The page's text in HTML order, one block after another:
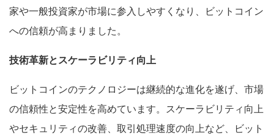
家や一般投資家が市場に参入しやすくなり、ビットコイン
への信頼が高まりました。
技術革新とスケーラビリティ向上
ビットコインのテクノロジーは継続的な進化を遂げ、市場
の信頼性と安定性を高めています。スケーラビリティ向上
やセキュリティの改善、取引処理速度の向上など、ビット